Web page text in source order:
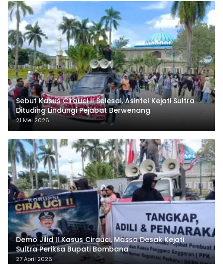
Sebut Kasus Cirauci II Selesai, Asintel Kejati Sultra
Dituding Lindungi Pejabat Berwenang
21 Mei 2026
Demo Jilid II Kasus Cirauci, Massa Desak Kejati
Sultra Periksa Bupati Bombana
27 April 2026